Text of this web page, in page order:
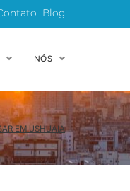
Blog
NÓS
EM USHUAIA